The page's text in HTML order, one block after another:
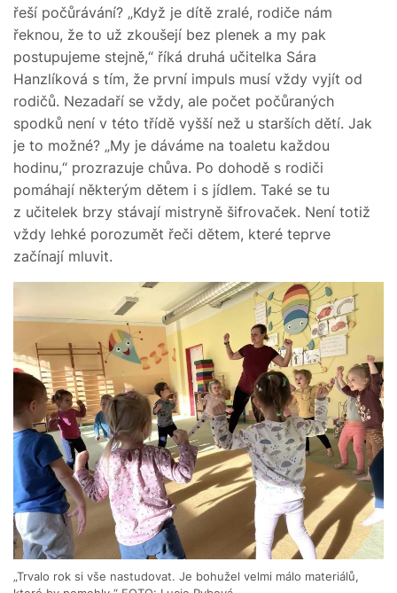
řeší počůrávání? „Když je dítě zralé, rodiče nám
řeknou, že to už zkoušejí bez plenek a my pak
postupujeme stejně,“ říká druhá učitelka Sára
Hanzlíková s tím, že první impuls musí vždy vyjít od
rodičů. Nezadaří se vždy, ale počet počůraných
spodků není v této třídě vyšší než u starších dětí. Jak
je to možné? „My je dáváme na toaletu každou
hodinu,“ prozrazuje chůva. Po dohodě s rodiči
pomáhají některým dětem i s jídlem. Také se tu
z učitelek brzy stávají mistryně šifrovaček. Není totiž
vždy lehké porozumět řeči dětem, které teprve
začínají mluvit.
„Trvalo rok si vše nastudovat. Je bohužel velmi málo materiálů,